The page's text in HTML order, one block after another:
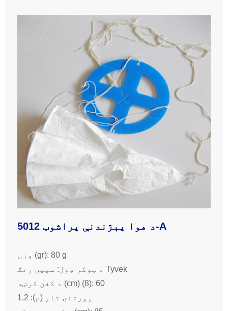
د هوا پېژندنې پراشوټ 5012-A
وزن (gr): 80 g
د ټوکر ډول: سپین رنګ Tyvek
د کفن کرښه (cm) (8): 60
پورتنۍ تار (م): 1.2